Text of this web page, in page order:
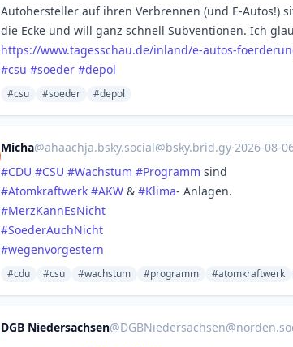
Autohersteller auf ihren Verbrennen (und E-Autos!)
die Ecke und will ganz schnell Subventionen. Ich
https://www.tagesschau.de/inland/e-autos-f
#csu #soeder #depol
#csu #soeder #depol
Micha@ahaachja.bsky.social@bsky.brid.gy·2026-08-
#CDU #CSU #Wachstum #Programm sind
#Atomkraftwerk #AKW & #Klima- Anlagen.
#MerzKannEsNicht
#SoederAuchNicht
#wegenvorgestern
#cdu #csu #wachstum #programm #atomkraftwerk
DGB Niedersachsen@